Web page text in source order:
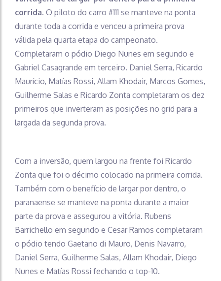
corrida. O piloto do carro #111 se manteve na ponta
durante toda a corrida e venceu a primeira prova
válida pela quarta etapa do campeonato.
Completaram o pódio Diego Nunes em segundo e
Gabriel Casagrande em terceiro. Daniel Serra, Ricardo
Maurício, Matías Rossi, Allam Khodair, Marcos Gomes,
Guilherme Salas e Ricardo Zonta completaram os dez
primeiros que inverteram as posições no grid para a
largada da segunda prova.
Com a inversão, quem largou na frente foi Ricardo
Zonta que foi o décimo colocado na primeira corrida.
Também com o benefício de largar por dentro, o
paranaense se manteve na ponta durante a maior
parte da prova e assegurou a vitória. Rubens
Barrichello em segundo e Cesar Ramos completaram
o pódio tendo Gaetano di Mauro, Denis Navarro,
Daniel Serra, Guilherme Salas, Allam Khodair, Diego
Nunes e Matías Rossi fechando o top-10.